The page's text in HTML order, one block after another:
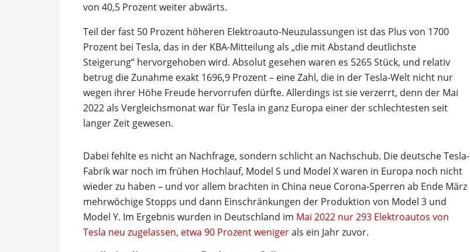
von 40,5 Prozent weiter abwärts.
Teil der fast 50 Prozent höheren Elektroauto-Neuzulassungen ist das Plus von 1700
Prozent bei Tesla, das in der KBA-Mitteilung als „die mit Abstand deutlichste
Steigerung“ hervorgehoben wird. Absolut gesehen waren es 5265 Stück, und relativ
betrug die Zunahme exakt 1696,9 Prozent – eine Zahl, die in der Tesla-Welt nicht nur
wegen ihrer Höhe Freude hervorrufen dürfte. Allerdings ist sie verzerrt, denn der Mai
2022 als Vergleichsmonat war für Tesla in ganz Europa einer der schlechtesten seit
langer Zeit gewesen.
Dabei fehlte es nicht an Nachfrage, sondern schlicht an Nachschub. Die deutsche Tesla-
Fabrik war noch im frühen Hochlauf, Model S und Model X waren in Europa noch nicht
wieder zu haben – und vor allem brachten in China neue Corona-Sperren ab Ende März
mehrwöchige Stopps und dann Einschränkungen der Produktion von Model 3 und
Model Y. Im Ergebnis wurden in Deutschland im Mai 2022 nur 293 Elektroautos von
Tesla neu zugelassen, etwa 90 Prozent wenigerals ein Jahr zuvor.